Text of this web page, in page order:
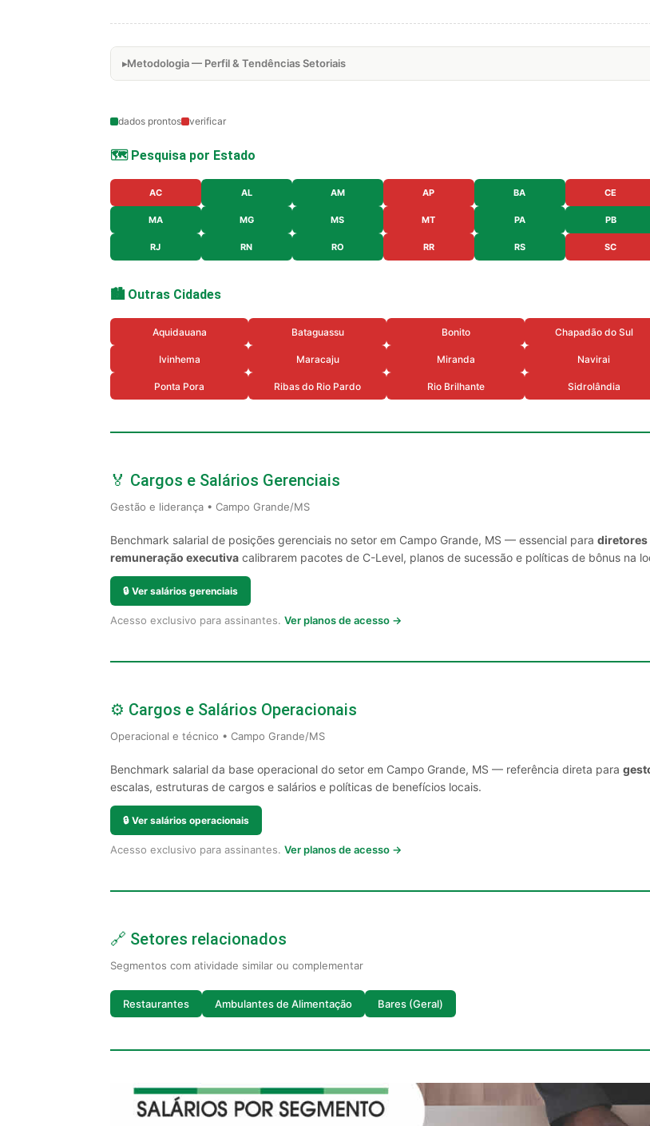
Metodologia — Perfil & Tendências Setoriais
dados prontos verificar
🗺️ Pesquisa por Estado
AC AL AM AP BA CE
MA MG MS MT PA PB
RJ RN RO RR RS SC
🏙️ Outras Cidades
Aquidauana Bataguassu Bonito Chapadão do Sul
Ivinhema Maracaju Miranda Navirai
Ponta Pora Ribas do Rio Pardo Rio Brilhante Sidrolândia
🏅 Cargos e Salários Gerenciais
Gestão e liderança • Campo Grande/MS
Benchmark salarial de posições gerenciais no setor em Campo Grande, MS — essencial para diretores
remuneração executiva calibrarem pacotes de C-Level, planos de sucessão e políticas de bônus na
🔒 Ver salários gerenciais
Acesso exclusivo para assinantes. Ver planos de acesso →
⚙️ Cargos e Salários Operacionais
Operacional e técnico • Campo Grande/MS
Benchmark salarial da base operacional do setor em Campo Grande, MS — referência direta para
escalas, estruturas de cargos e salários e políticas de benefícios locais.
🔒 Ver salários operacionais
Acesso exclusivo para assinantes. Ver planos de acesso →
🔗 Setores relacionados
Segmentos com atividade similar ou complementar
Restaurantes Ambulantes de Alimentação Bares (Geral)